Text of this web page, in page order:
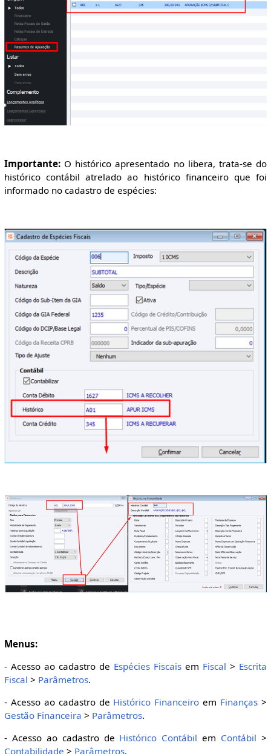
Importante:O histórico apresentado no libera, trata-se do
histórico contábil atrelado ao histórico financeiro que foi
informado no cadastro de espécies:
Menus:
- Acesso ao cadastro de Espécies Fiscais em Fiscal > Escrita
Fiscal > Parâmetros.
- Acesso ao cadastro de Histórico Financeiro em Finanças >
Gestão Financeira > Parâmetros.
- Acesso ao cadastro de Histórico Contábil em Contábil >
Contabilidade > Parâmetros.